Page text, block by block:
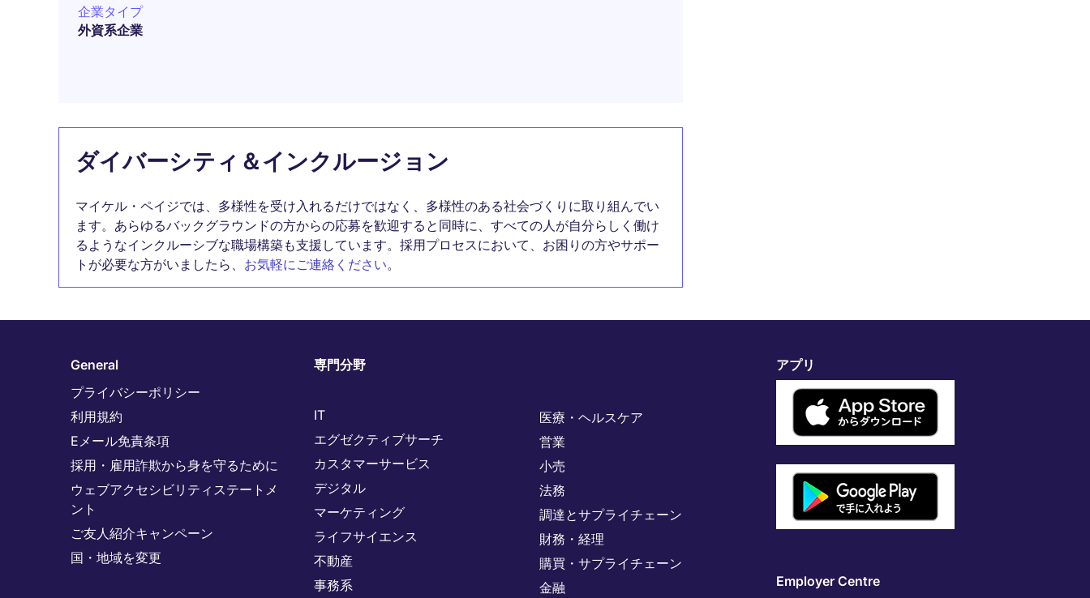
企業タイプ
外資系企業
ダイバーシティ＆インクルージョン
マイケル・ペイジでは、多様性を受け入れるだけではなく、多様性のある社会づくりに取り組んでい
ます。あらゆるバックグラウンドの方からの応募を歓迎すると同時に、すべての人が自分らしく働け
るようなインクルーシブな職場構築も支援しています。採用プロセスにおいて、お困りの方やサポー
トが必要な方がいましたら、 お気軽にご連絡ください。
General
プライバシーポリシー
利用規約
Eメール免責条項
採用・雇用詐欺から身を守るために
ウェブアクセシビリティステートメ
ント
ご友人紹介キャンペーン
国・地域を変更
専門分野
IT
エグゼクティブサーチ
カスタマーサービス
デジタル
マーケティング
ライフサイエンス
不動産
事務系
医療・ヘルスケア
営業
小売
法務
調達とサプライチェーン
財務・経理
購買・サプライチェーン
金融
アプリ
Employer Centre